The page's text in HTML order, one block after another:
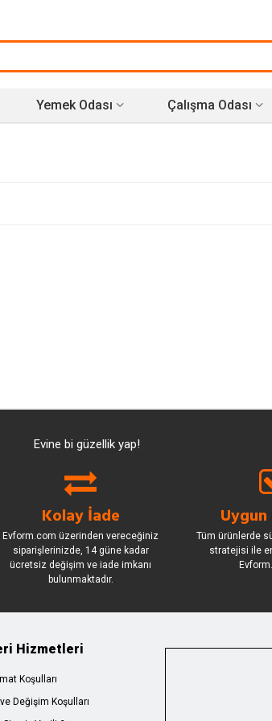
Yemek Odası Çalışma Odası
Kolay İade
Evform.com üzerinden vereceğiniz
siparişlerinizde, 14 güne kadar
ücretsiz değişim ve iade imkanı
bulunmaktadır.
Tüm ürünlerde
stratejisi ile
Hizmetleri
Koşulları
Değişim Koşulları